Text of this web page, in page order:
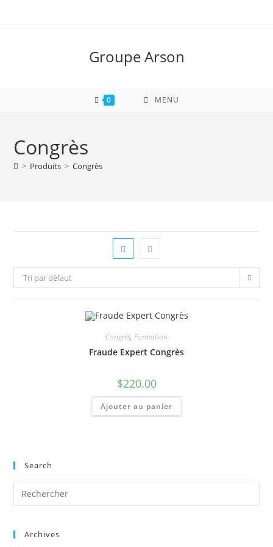
Groupe Arson
0 MENU
Congrès
> Produits > Congrès
Tri par défaut
Congrès, Formation
Fraude Expert Congrès
$220.00
Ajouter au panier
Search
Archives